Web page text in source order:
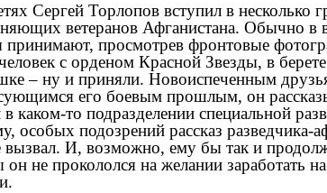
Сергей Торлопов вступил в несколько
ветеранов Афганистана. Обычно в
принимают, просмотрев фронтовые
с орденом Красной Звезды, в
– ну и приняли. Новоиспеченным
его боевым прошлым, он
каком-то подразделении специальной
особых подозрений рассказ разведчика-
вызвал. И, возможно, ему бы так и
он не прокололся на желании заработать